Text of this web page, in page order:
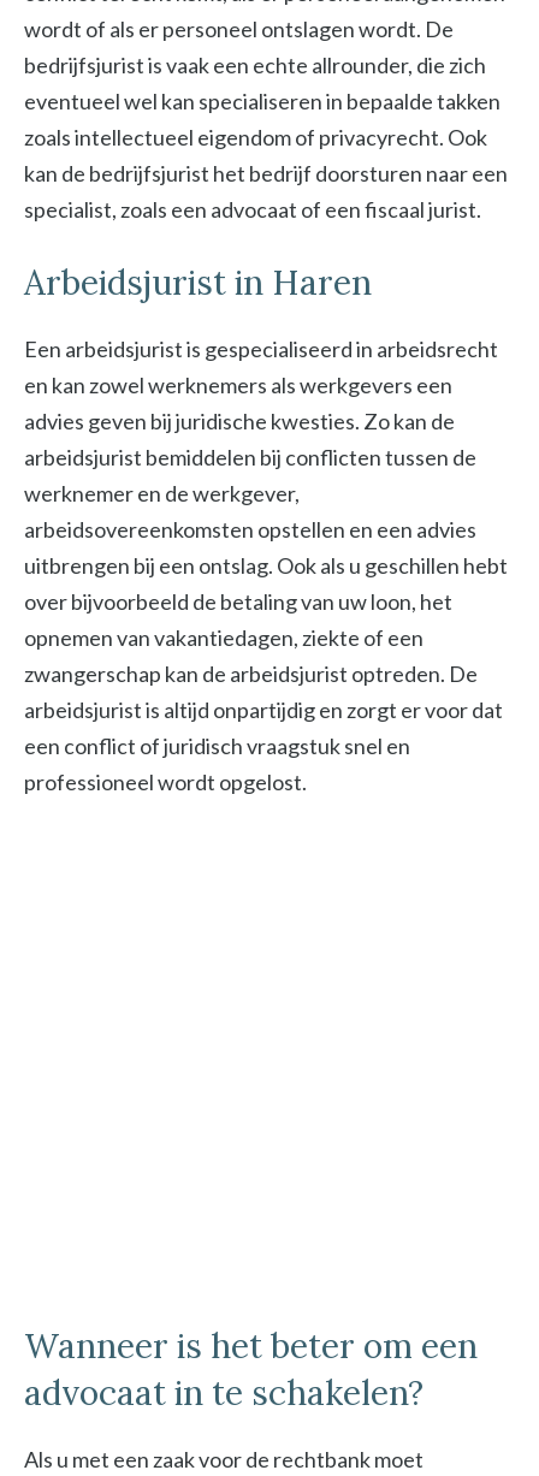
wordt of als er personeel ontslagen wordt. De
bedrijfsjurist is vaak een echte allrounder, die zich
eventueel wel kan specialiseren in bepaalde takken
zoals intellectueel eigendom of privacyrecht. Ook
kan de bedrijfsjurist het bedrijf doorsturen naar een
specialist, zoals een advocaat of een fiscaal jurist.
Arbeidsjurist in Haren
Een arbeidsjurist is gespecialiseerd in arbeidsrecht
en kan zowel werknemers als werkgevers een
advies geven bij juridische kwesties. Zo kan de
arbeidsjurist bemiddelen bij conflicten tussen de
werknemer en de werkgever,
arbeidsovereenkomsten opstellen en een advies
uitbrengen bij een ontslag. Ook als u geschillen hebt
over bijvoorbeeld de betaling van uw loon, het
opnemen van vakantiedagen, ziekte of een
zwangerschap kan de arbeidsjurist optreden. De
arbeidsjurist is altijd onpartijdig en zorgt er voor dat
een conflict of juridisch vraagstuk snel en
professioneel wordt opgelost.
Wanneer is het beter om een
advocaat in te schakelen?
Als u met een zaak voor de rechtbank moet